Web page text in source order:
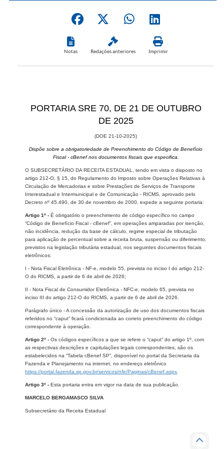
Notas Redações anteriores Imprimir
​PORTARIA SRE ​70, DE 21 DE OUTUBRO
DE 2025
(DOE 21-10-202​​5)
Dispõe sobre a obrig​​atoriedade de Preenchimento do Código de Benefício
Fiscal - cBenef nos documentos fiscais que especifica.
O SUBSECRETÁRIO DA RECEITA ESTADUAL, tendo em vista o disposto no
artigo 212-O, § 15, do Regulamento do Imposto sobre Operações Relativas à
Circulação de Mercadorias e sobre Prestações de Serviços de Transporte
Interestadual e Intermunicipal e de Comunicação - RICMS, aprovado pelo
Decreto nº 45.490, de 30 de novembro de 2000, expede a seguinte portaria:
Artigo 1º - É obrigatório o preenchimento de código específico no campo
“Código de Benefício Fiscal - cBenef”, em operações amparadas por isenção,
não incidência, redução da base de cálculo, regime especial de tributação
para aplicação de percentual sobre a receita bruta, suspensão ou diferimento,
previstos na legislação tributária estadual, nos seguintes documentos fiscais
eletrônicos:
I - Nota Fiscal Eletrônica - NF-e, modelo 55, prevista no inciso I do artigo 212-
O do RICMS, a partir de 6 de abril de 2026;
II - Nota Fiscal de Consumidor Eletrônica - NFC-e, modelo 65, prevista no
inciso III do artigo 212-O do RICMS, a partir de 6 de abril de 2026.
Parágrafo único - A concessão da autorização de uso dos documentos fiscais
referidos no “caput” ficará condicionada ao correto preenchimento do código
correspondente à operação.
Artigo 2º - Os códigos específicos a que se refere o “caput” do artigo 1º, com
as respectivas descrições e capitulações legais correspondentes, são os
estabelecidos na “Tabela cBenef SP”, disponível no portal da Secretaria da
Fazenda e Planejamento na internet, no endereço eletrônico
https://portal.fazenda.sp.gov.br/servicos/nfe/Paginas/cBenef.aspx​
Artigo 3º - Esta portaria entra em vigor na data de sua publicação.
MARCELO BERGAMASCO SILVA
Subsecretário da Receita Estadual​​